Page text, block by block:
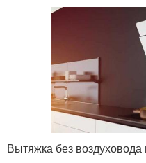
Вытяжка без воздуховода